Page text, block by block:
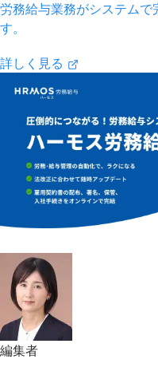
労務給与業務がシステムで
す。
詳しく見る
編集者